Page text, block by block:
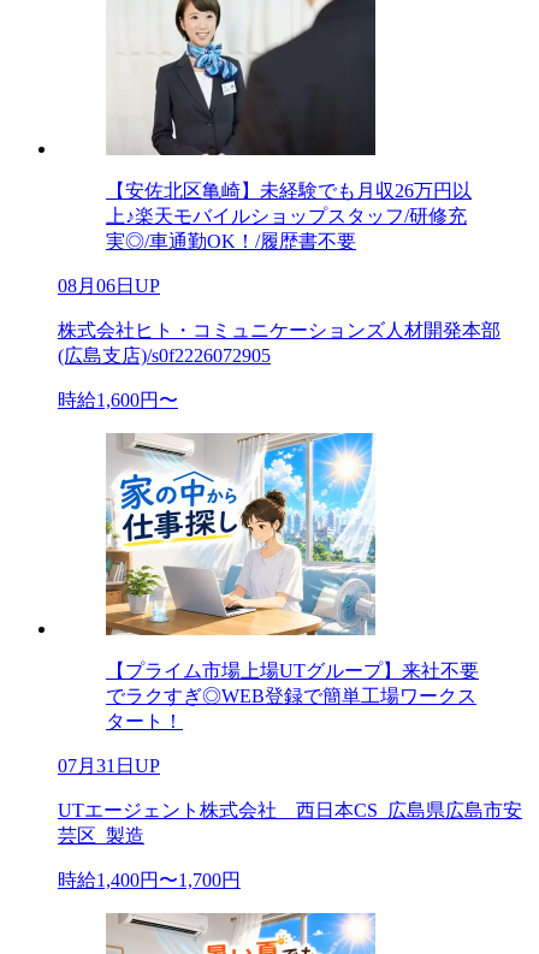
【安佐北区亀崎】未経験でも月収26万円以
上♪楽天モバイルショップスタッフ/研修充
実◎/車通勤OK！/履歴書不要
08月06日UP
株式会社ヒト・コミュニケーションズ人材開発本部
(広島支店)/s0f2226072905
時給1,600円〜
【プライム市場上場UTグループ】来社不要
でラクすぎ◎WEB登録で簡単工場ワークス
タート！
07月31日UP
UTエージェント株式会社 西日本CS_広島県広島市安
芸区_製造
時給1,400円〜1,700円